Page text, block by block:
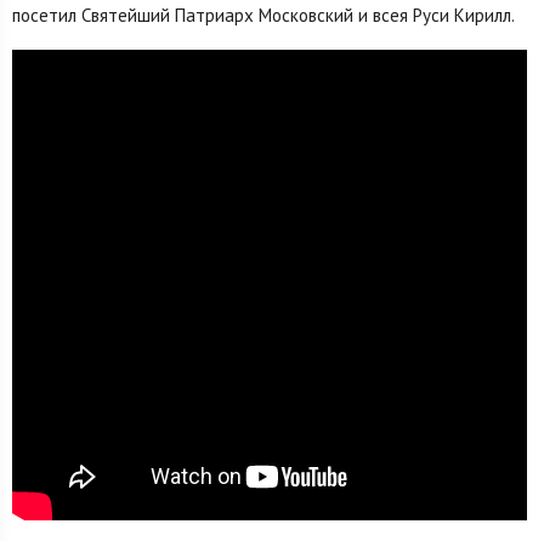
посетил Святейший Патриарх Московский и всея Руси Кирилл.